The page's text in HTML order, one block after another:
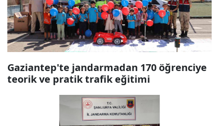
Gaziantep'te jandarmadan 170 öğrenciye
teorik ve pratik trafik eğitimi